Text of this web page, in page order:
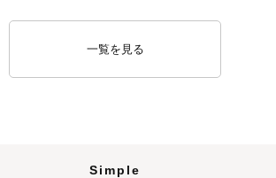
一覧を見る
Simple